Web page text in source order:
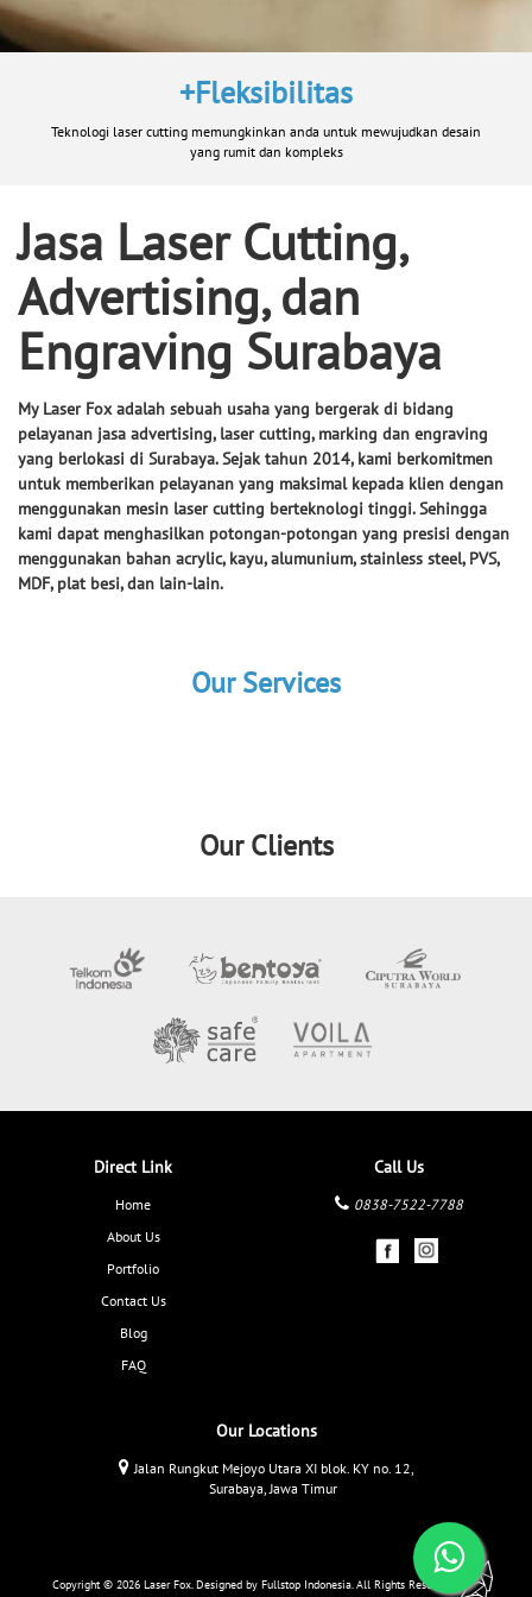
+Fleksibilitas
Teknologi laser cutting memungkinkan anda untuk mewujudkan desain
yang rumit dan kompleks
Jasa Laser Cutting,
Advertising, dan
Engraving Surabaya
My Laser Fox adalah sebuah usaha yang bergerak di bidang
pelayanan jasa advertising, laser cutting, marking dan engraving
yang berlokasi di Surabaya. Sejak tahun 2014, kami berkomitmen
untuk memberikan pelayanan yang maksimal kepada klien dengan
menggunakan mesin laser cutting berteknologi tinggi. Sehingga
kami dapat menghasilkan potongan-potongan yang presisi dengan
menggunakan bahan acrylic, kayu, alumunium, stainless steel, PVS,
MDF, plat besi, dan lain-lain.
Our Services
Our Clients
Direct Link
Home
About Us
Portfolio
Contact Us
Blog
FAQ
Call Us
0838-7522-7788
Our Locations
Jalan Rungkut Mejoyo Utara XI blok. KY no. 12,
Surabaya, Jawa Timur
Copyright © 2026 Laser Fox. Designed by Fullstop Indonesia. All Rights Reserved.